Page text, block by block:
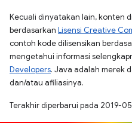
Kecuali dinyatakan lain, konten
berdasarkan Lisensi Creative
contoh kode dilisensikan
mengetahui informasi
Developers. Java adalah merek
dan/atau afiliasinya.
Terakhir diperbarui pada 2019-